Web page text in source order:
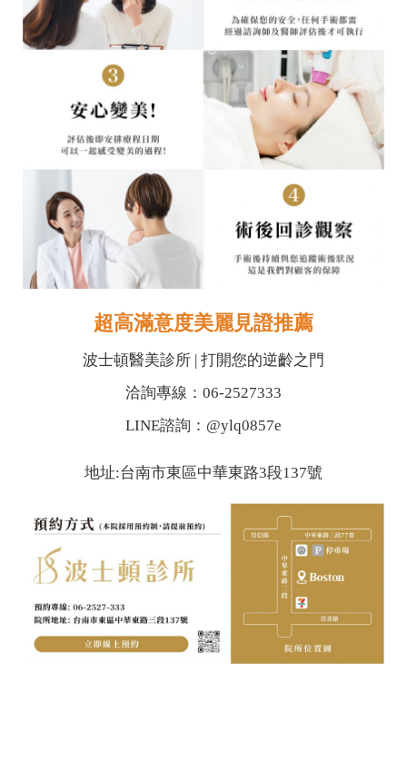
超高滿意度美麗見證推薦
波士頓醫美診所 | 打開您的逆齡之門
洽詢專線：06-2527333
LINE諮詢：@ylq0857e
地址:台南市東區中華東路3段137號